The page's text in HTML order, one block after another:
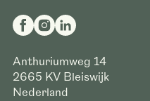
Anthuriumweg 14
2665 KV Bleiswijk
Nederland